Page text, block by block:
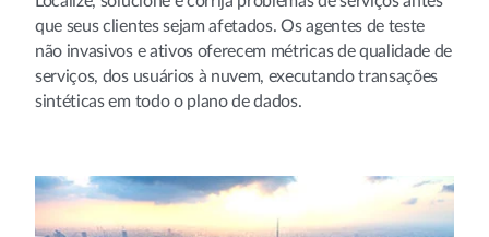
que seus clientes sejam afetados. Os agentes de teste
não invasivos e ativos oferecem métricas de qualidade de
serviços, dos usuários à nuvem, executando transações
sintéticas em todo o plano de dados.